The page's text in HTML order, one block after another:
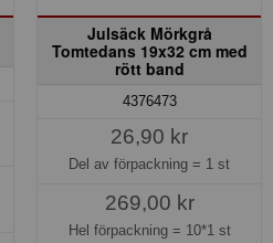
Julsäck Mörkgrå
Tomtedans 19x32 cm med
rött band
4376473
26,90 kr
Del av förpackning = 1 st
269,00 kr
Hel förpackning = 10*1 st